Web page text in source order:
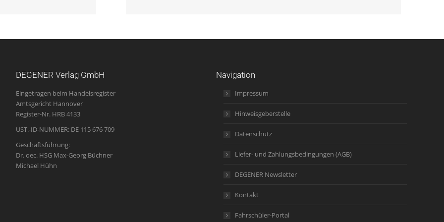
DEGENER Verlag GmbH
Eingetragen beim Handelsregister
Amtsgericht Hannover
Register-Nr. HRB 4133
UST.-ID-NUMMER: DE 115 676 709
Geschäftsführung:
Dr. oec. HSG Max-Georg Büchner
Michael Hühn
Navigation
Impressum
Hinweisgeberstelle
Datenschutz
Liefer- und Zahlungsbedingungen (AGB)
DEGENER Newsletter
Kontakt
Fahrschüler-Portal